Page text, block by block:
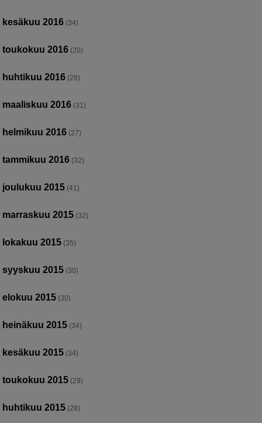
kesäkuu 2016 (34)
toukokuu 2016 (20)
huhtikuu 2016 (28)
maaliskuu 2016 (31)
helmikuu 2016 (27)
tammikuu 2016 (32)
joulukuu 2015 (41)
marraskuu 2015 (32)
lokakuu 2015 (35)
syyskuu 2015 (30)
elokuu 2015 (30)
heinäkuu 2015 (34)
kesäkuu 2015 (34)
toukokuu 2015 (29)
huhtikuu 2015 (28)